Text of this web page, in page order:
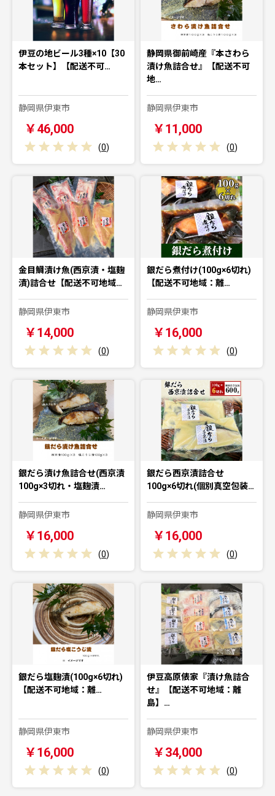
伊豆の地ビール3種×10【30
本セット】【配送不可…
静岡県伊東市
￥46,000
(0)
静岡県御前崎産『本さわら
漬け魚詰合せ』【配送不可
地…
静岡県伊東市
￥11,000
(0)
金目鯛漬け魚(西京漬・塩麹
漬)詰合せ【配送不可地域…
静岡県伊東市
￥14,000
(0)
銀だら煮付け(100g×6切れ)
【配送不可地域：離…
静岡県伊東市
￥16,000
(0)
銀だら漬け魚詰合せ(西京漬
100g×3切れ・塩麹漬…
静岡県伊東市
￥16,000
(0)
銀だら西京漬詰合せ
100g×6切れ(個別真空包装…
静岡県伊東市
￥16,000
(0)
銀だら塩麹漬(100g×6切れ)
【配送不可地域：離…
静岡県伊東市
￥16,000
(0)
伊豆高原俵家『漬け魚詰合
せ』【配送不可地域：離
島】…
静岡県伊東市
￥34,000
(0)